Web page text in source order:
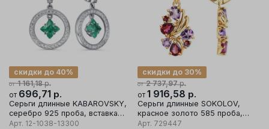
от 1 161,18р.
скидки до 40%
от 696,71 р.
Серьги длинные KABAROVSKY,
серебро 925 проба, вставка
фианит
Арт. 12-1038-13300
от 2 737,97р.
скидки до 30%
от 1 916,58 р.
Серьги длинные SOKOLOV,
красное золото 585 проба,
вставка аметист/родолит
Арт. 729447